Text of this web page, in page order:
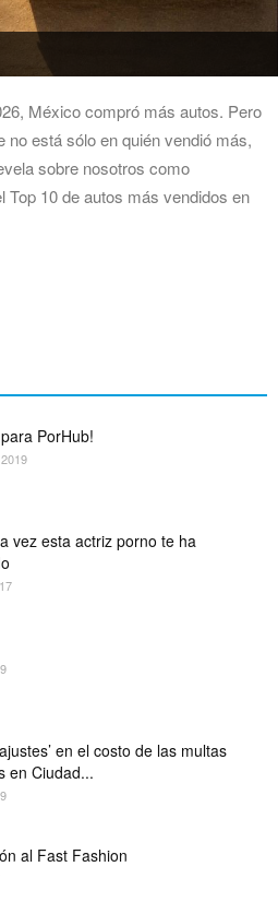
México compró más autos. Pero
no está sólo en quién vendió más,
sobre nosotros como
10 de autos más vendidos en
PorHub!
vez esta actriz porno te ha
en el costo de las multas
en Ciudad...
al Fast Fashion